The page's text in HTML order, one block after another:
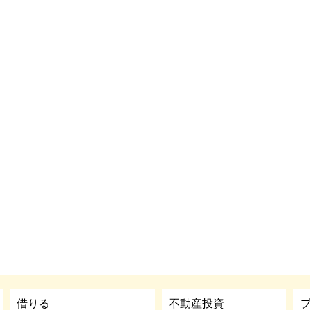
借りる 不動産投資